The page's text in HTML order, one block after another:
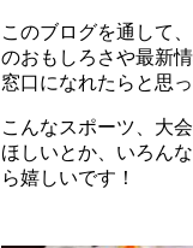
このブログを通して
のおもしろさや最新
窓口になれたらと思っ
こんなスポーツ、大
ほしいとか、いろん
ら嬉しいです！